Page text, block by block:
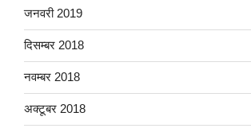
जनवरी 2019
दिसम्बर 2018
नवम्बर 2018
अक्टूबर 2018